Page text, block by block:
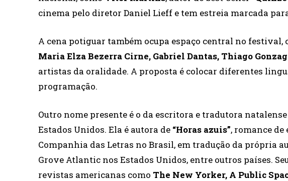
cinema pelo diretor Daniel Lieff e tem estreia marcada
A cena potiguar também ocupa espaço central no festival,
Maria Elza Bezerra Cirne, Gabriel Dantas, Thiago
artistas da oralidade. A proposta é colocar diferentes
programação.
Outro nome presente é o da escritora e tradutora natalense
Estados Unidos. Ela é autora de “Horas azuis”, romance de
Companhia das Letras no Brasil, em tradução da própria
Grove Atlantic nos Estados Unidos, entre outros países.
revistas americanas como The New Yorker, A Public